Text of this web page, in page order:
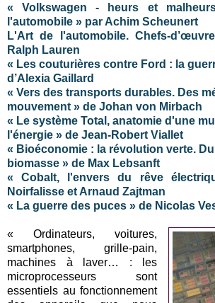
« Volkswagen - heurs et
l'automobile » par Achim Scheunert
L'Art de l'automobile. Chefs-
Ralph Lauren
« Les couturières contre Ford : la
d’Alexia Gaillard
« Vers des transports durables. Des
mouvement » de Johan von Mirbach
« Le système Total, anatomie d'une
l'énergie » de Jean-Robert Viallet
« Bioéconomie : la révolution verte.
biomasse » de Max Lebsanft
« Cobalt, l'envers du rêve
Noirfalisse et Arnaud Zajtman
« La guerre des puces » de Nicolas
« Ordinateurs, voitures,
smartphones, grille-pain,
machines à laver… : les
microprocesseurs sont
essentiels au fonctionnement